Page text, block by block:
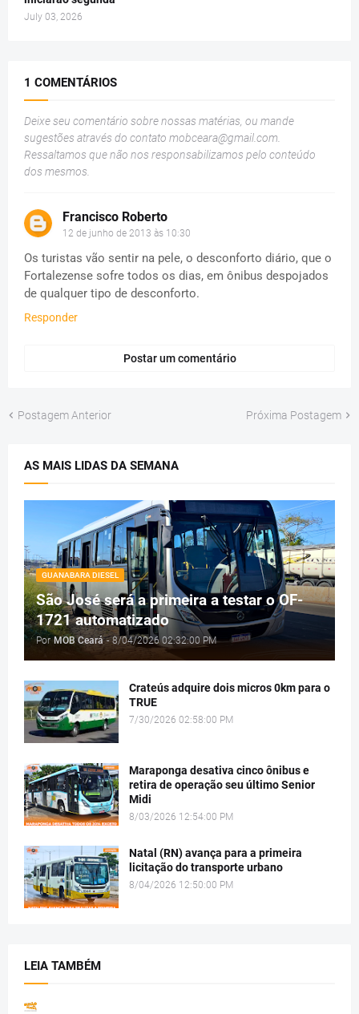
July 03, 2026
1 COMENTÁRIOS
Deixe seu comentário sobre nossas matérias, ou mande
sugestões através do contato mobceara@gmail.com
Ressaltamos que não nos responsabilizamos pelo conteúdo
dos mesmos.
Francisco Roberto
12 de junho de 2013 às 10:30
Os turistas vão sentir na pele, o desconforto diário, que o
Fortalezense sofre todos os dias, em ônibus despojados
de qualquer tipo de desconforto.
Responder
Postar um comentário
Postagem Anterior Próxima Postagem
AS MAIS LIDAS DA SEMANA
GUANABARA DIESEL
São José será a primeira a testar o OF-
1721 automatizado
Por MOB Ceará - 8/04/2026 02:32:00 PM
Crateús adquire dois micros 0km para o
TRUE
7/30/2026 02:58:00 PM
Maraponga desativa cinco ônibus e
retira de operação seu último Senior
Midi
8/03/2026 12:54:00 PM
Natal (RN) avança para a primeira
licitação do transporte urbano
8/04/2026 12:50:00 PM
LEIA TAMBÉM